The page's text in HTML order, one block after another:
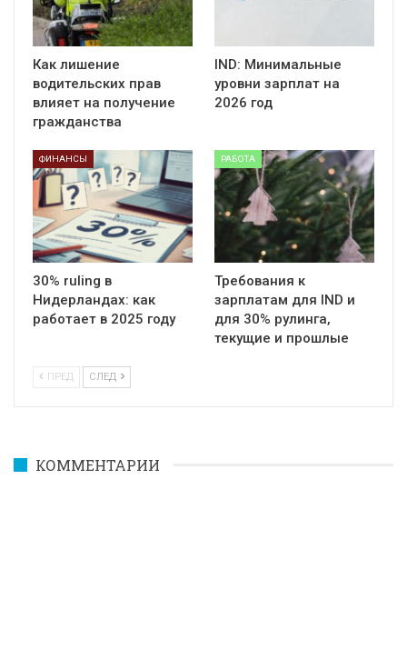
Как лишение
водительских прав
влияет на получение
гражданства
IND: Минимальные
уровни зарплат на
2026 год
ФИНАНСЫ
30% ruling в
Нидерландах: как
работает в 2025 году
РАБОТА
Требования к
зарплатам для IND и
для 30% рулинга,
текущие и прошлые
ПРЕД СЛЕД
КОММЕНТАРИИ